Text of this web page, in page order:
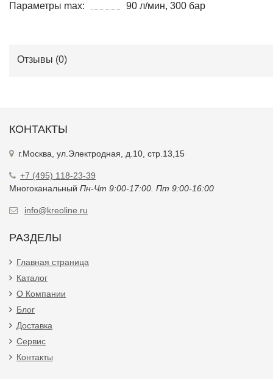
Параметры max:
90 л/мин, 300 бар
Отзывы (0)
КОНТАКТЫ
г.Москва, ул.Электродная, д.10, стр.13,15
+7 (495) 118-23-39
Многоканальный Пн-Чт 9:00-17:00. Пт 9:00-16:00
info@kreoline.ru
РАЗДЕЛЫ
Главная страница
Каталог
О Компании
Блог
Доставка
Сервис
Контакты